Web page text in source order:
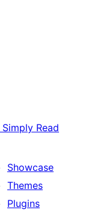
Simply Read
Showcase
Themes
Plugins